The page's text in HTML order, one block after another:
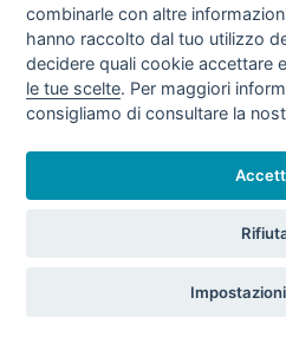
TARIFFE VENDITE
combinarle con altre
hanno raccolto dal tuo utilizzo
decidere quali cookie accettare
le tue scelte. Per maggiori
consigliamo di consultare la